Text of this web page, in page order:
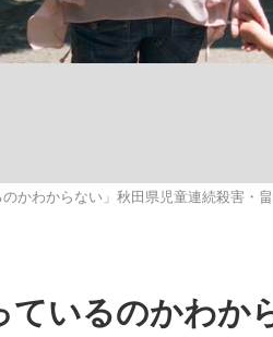
佑が初めて明かした日本代表監督に
のかわからない」秋田県児童連続殺害・
ているのかわか